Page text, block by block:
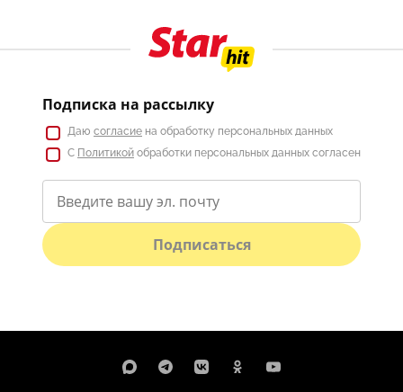
Подписка на рассылку
Даю согласие на обработку персональных данных
С Политикой обработки персональных данных согласен
Подписаться